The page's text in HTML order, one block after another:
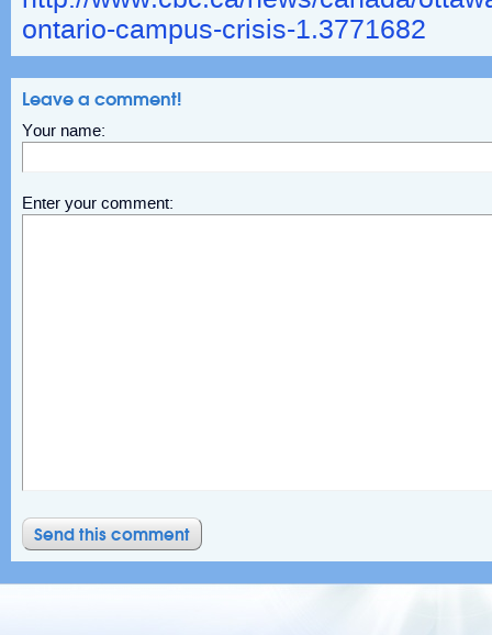
ontario-campus-crisis-1.3771682
Leave a comment!
Your name:
Enter your comment: